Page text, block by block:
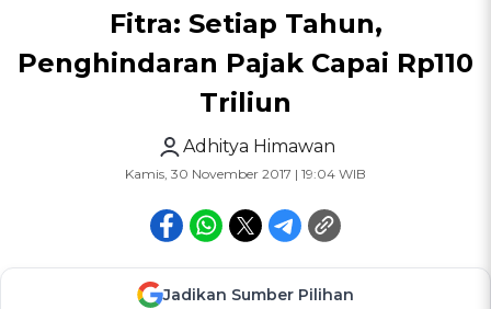
Fitra: Setiap Tahun,
Penghindaran Pajak Capai Rp110
Triliun
Adhitya Himawan
Kamis, 30 November 2017 | 19:04 WIB
Jadikan Sumber Pilihan